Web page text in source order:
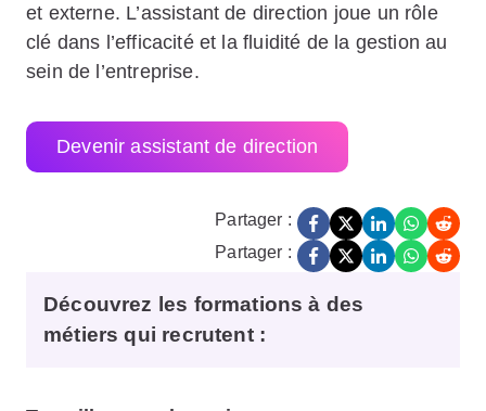
et externe. L’assistant de direction joue un rôle
clé dans l’efficacité et la fluidité de la gestion au
sein de l’entreprise.
Devenir assistant de direction
Partager :
Partager :
Découvrez les formations à des
métiers qui recrutent :